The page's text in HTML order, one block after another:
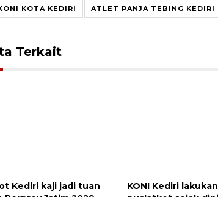
KOTA KEDIRI ATLET PANJA TEBING KEDIRI
Terkait
Kediri kaji jadi tuan
KONI Kediri lakukan